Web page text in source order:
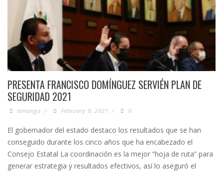
PRESENTA FRANCISCO DOMÍNGUEZ SERVIÉN PLAN DE
SEGURIDAD 2021
lamanga / February 9, 2021 / 0
El gobernador del estado destaco los resultados que se han
conseguido durante los cinco años que ha encabezado el
Consejo Estatal La coordinación es la mejor “hoja de ruta” para
generar estrategia y resultados efectivos, así lo aseguró el